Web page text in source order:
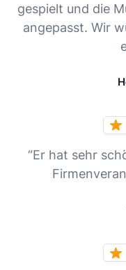
gespielt und die
angepasst. Wir
“Er hat sehr